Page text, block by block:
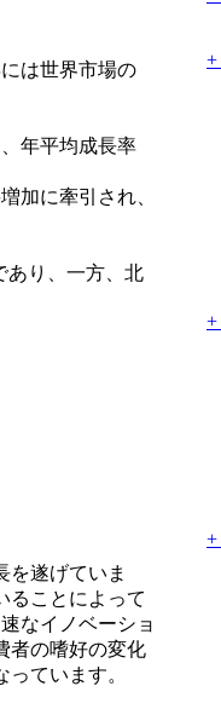
+
+
+
は世界市場の
年平均成長率
加に牽引され、
あり、一方、北
を遂げていま
ることによって
なイノベーショ
者の嗜好の変化
ています。